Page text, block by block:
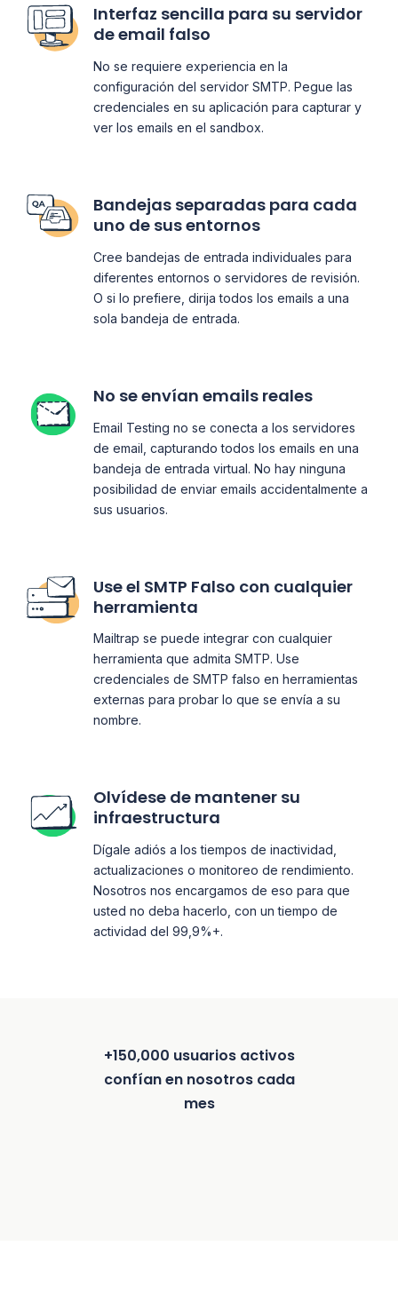
Interfaz sencilla para su servidor
de email falso
No se requiere experiencia en la
configuración del servidor SMTP. Pegue las
credenciales en su aplicación para capturar y
ver los emails en el sandbox.
Bandejas separadas para cada
uno de sus entornos
Cree bandejas de entrada individuales para
diferentes entornos o servidores de revisión.
O si lo prefiere, dirija todos los emails a una
sola bandeja de entrada.
No se envían emails reales
Email Testing no se conecta a los servidores
de email, capturando todos los emails en una
bandeja de entrada virtual. No hay ninguna
posibilidad de enviar emails accidentalmente a
sus usuarios.
Use el SMTP Falso con cualquier
herramienta
Mailtrap se puede integrar con cualquier
herramienta que admita SMTP. Use
credenciales de SMTP falso en herramientas
externas para probar lo que se envía a su
nombre.
Olvídese de mantener su
infraestructura
Dígale adiós a los tiempos de inactividad,
actualizaciones o monitoreo de rendimiento.
Nosotros nos encargamos de eso para que
usted no deba hacerlo, con un tiempo de
actividad del 99,9%+.
+150,000 usuarios activos
confían en nosotros cada
mes